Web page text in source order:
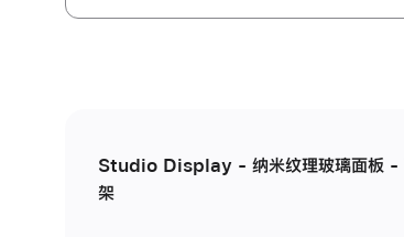
Studio Display - 纳米纹理玻璃面板 -
架